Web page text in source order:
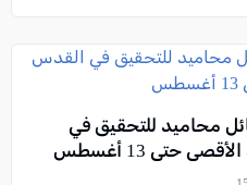
محاميد للتحقيق في
حتى 13 أغسطس